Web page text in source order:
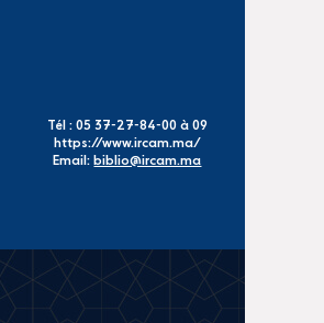
Tél : 05 37-27-84-00 à 09
https://www.ircam.ma/
Email: biblio@ircam.ma